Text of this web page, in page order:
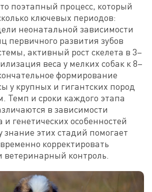
поэтапный процесс, который
ключевых периодов:
неонатальной зависимости
первичного развития зубов
активный рост скелета в 3–
веса у мелких собак к 8–
формирование
у крупных и гигантских пород
Темп и сроки каждого этапа
в зависимости
генетических особенностей
знание этих стадий помогает
корректировать
ветеринарный контроль.